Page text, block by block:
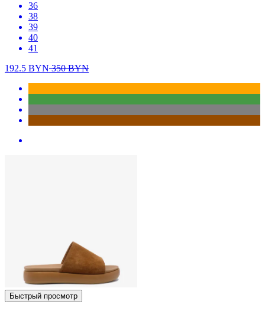
36
38
39
40
41
192.5 BYN350BYN
Быстрый просмотр